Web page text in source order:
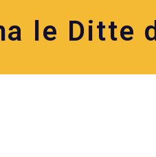
le Ditte